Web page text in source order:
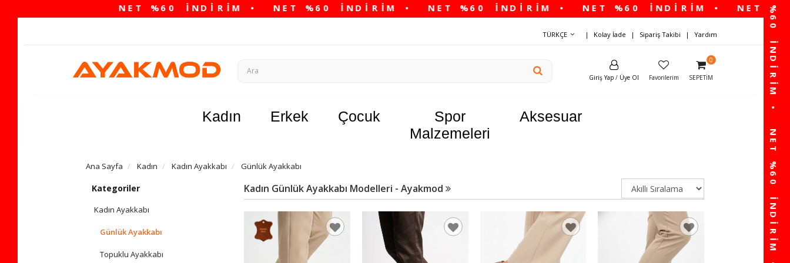
TÜRKÇE Kolay İade Sipariş Takibi Yardım
Giriş Yap / Üye Ol Favorilerim
0
SEPETIM
Kadın Erkek Çocuk
Spor
Malzemeleri
Aksesuar
Ana Sayfa Kadın Kadın Ayakkabı Günlük Ayakkabı
Kategoriler
Kadın Ayakkabı
Günlük Ayakkabı
Topuklu Ayakkabı
Kadın Günlük Ayakkabı Modelleri - Ayakmod